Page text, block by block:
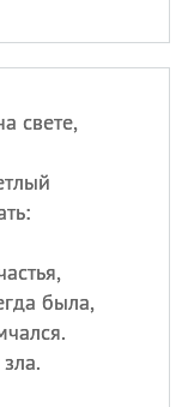
свете,
была,